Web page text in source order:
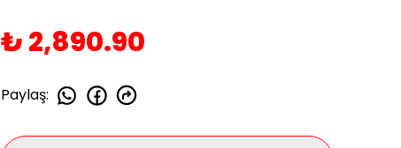
₺ 2,890.90
Paylaş: